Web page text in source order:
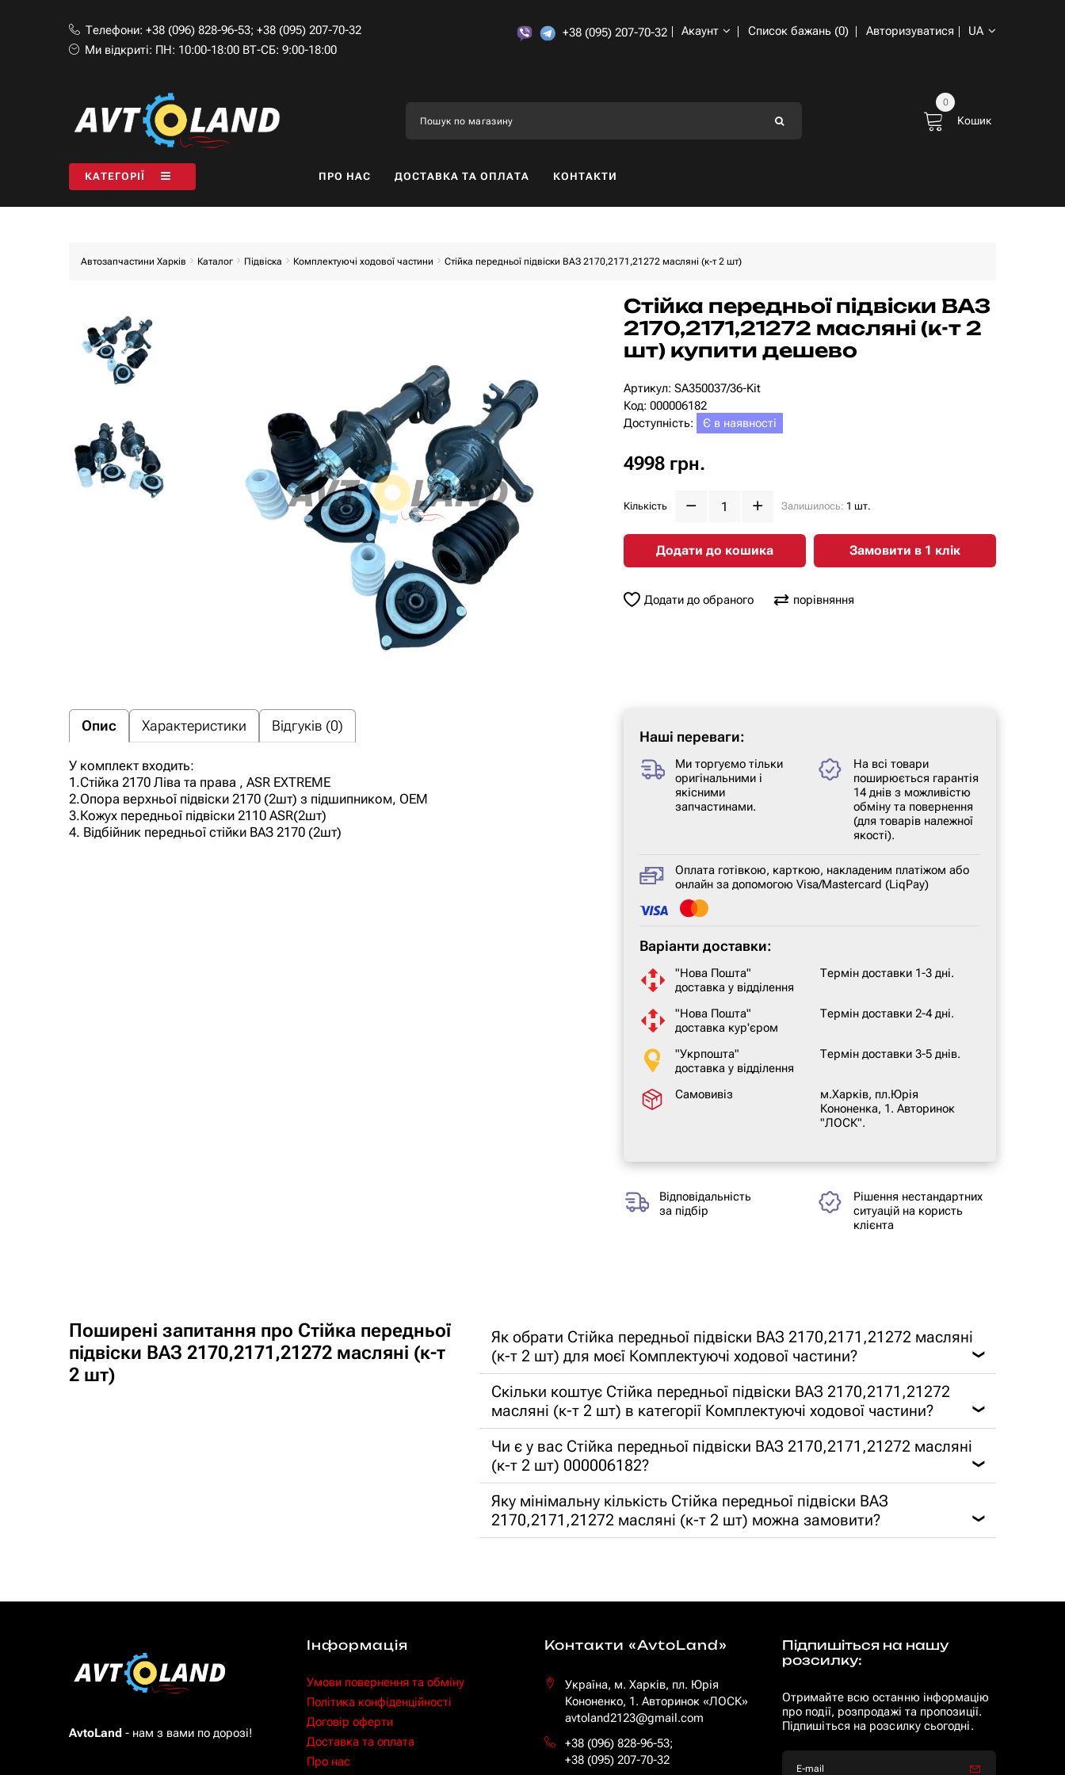
Телефони: +38 (096) 828-96-53; +38 (095) 207-70-32
Ми відкриті: ПН: 10:00-18:00 ВТ-СБ: 9:00-18:00
+38 (095) 207-70-32 Акаунт Список бажань (0) Авторизуватися UA
Кошик
0
КАТЕГОРІЇ ПРО НАС ДОСТАВКА ТА ОПЛАТА КОНТАКТИ
Автозапчастини Харків Каталог Підвіска Комплектуючі ходової частини Стійка передньої підвіски ВАЗ 2170,2171,21272 масляні (к-т 2 шт)
Стійка передньої підвіски ВАЗ
2170,2171,21272 масляні (к-т 2
шт) купити дешево
Артикул: SA350037/36-Kit
Код: 000006182
Доступність:
Є в наявності
4998 грн.
Кількість Залишилось: 1 шт.
Додати до кошика Замовити в 1 клiк
Додати до обраного порівняння
Опис Характеристики Відгуків (0)
У комплект входить:
1.Стійка 2170 Ліва та права , ASR EXTREME
2.Опора верхньої підвіски 2170 (2шт) з підшипником, OEM
3.Кожух передньої підвіски 2110 ASR(2шт)
4. Відбійник передньої стійки ВАЗ 2170 (2шт)
Наші переваги:
Ми торгуємо тільки
оригінальними і
якісними
запчастинами.
На всі товари
поширюється гарантія
14 днів з можливістю
обміну та повернення
(для товарів належної
якості).
Оплата готівкою, карткою, накладеним платіжом або
онлайн за допомогою Visa/Mastercard (LiqPay)
Варіанти доставки:
"Нова Пошта"
доставка у відділення
Термін доставки 1-3 дні.
"Нова Пошта"
доставка кур'єром
Термін доставки 2-4 дні.
"Укрпошта"
доставка у відділення
Термін доставки 3-5 днів.
Самовивіз
м.Харків, пл.Юрія
Кононенка, 1. Авторинок
"ЛОСК".
Відповідальність
за підбір
Рішення нестандартних
ситуацій на користь
клієнта
Поширені запитання про Стійка передньої
підвіски ВАЗ 2170,2171,21272 масляні (к-т
2 шт)
Як обрати Стійка передньої підвіски ВАЗ 2170,2171,21272 масляні
(к-т 2 шт) для моєї Комплектуючі ходової частини?
❯
Скільки коштує Стійка передньої підвіски ВАЗ 2170,2171,21272
масляні (к-т 2 шт) в категорії Комплектуючі ходової частини?
❯
Чи є у вас Стійка передньої підвіски ВАЗ 2170,2171,21272 масляні
(к-т 2 шт) 000006182?
❯
Яку мінімальну кількість Стійка передньої підвіски ВАЗ
2170,2171,21272 масляні (к-т 2 шт) можна замовити?
❯
AvtoLand - нам з вами по дорозі!
Інформація
Умови повернення та обміну
Політика конфіденційності
Договір оферти
Доставка та оплата
Про нас
Контакти «AvtoLand»
Україна, м. Харків, пл. Юрія
Кононенко, 1. Авторинок «ЛОСК»
avtoland2123@gmail.com
+38 (096) 828-96-53;
+38 (095) 207-70-32
Підпишіться на нашу
розсилку:
Отримайте всю останню інформацію
про події, розпродажі та пропозиції.
Підпишіться на розсилку сьогодні.